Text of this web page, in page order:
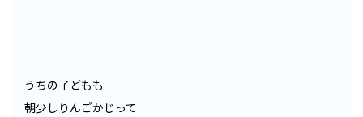
うちの子どもも
朝少しりんごかじって